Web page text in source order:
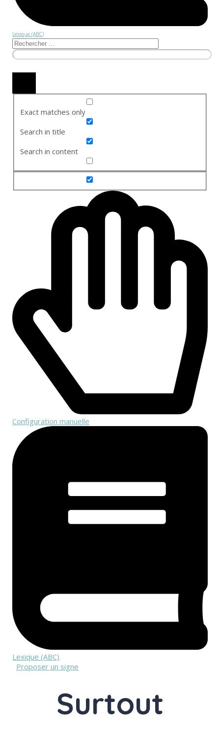
Lexique (ABC)
Exact matches only
Search in title
Search in content
Configuration manuelle
Lexique (ABC)
Proposer un signe
Surtout